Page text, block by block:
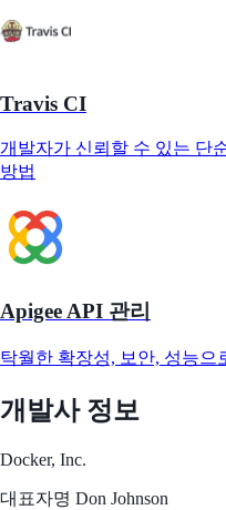
Travis CI
개발자가 신뢰할 수 있는 단
방법
Apigee API 관리
탁월한 확장성, 보안, 성능으
개발사 정보
Docker, Inc.
대표자명 Don Johnson